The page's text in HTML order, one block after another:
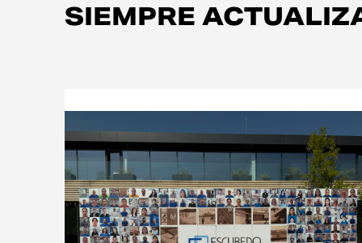
SIEMPRE